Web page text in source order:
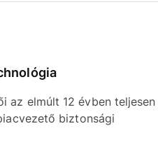
az elmúlt 12 évben teljesen
biztonsági